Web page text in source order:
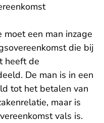
een man inzage
die bij
heeft de
De man is in een
tot het betalen van
maar is
vals is.